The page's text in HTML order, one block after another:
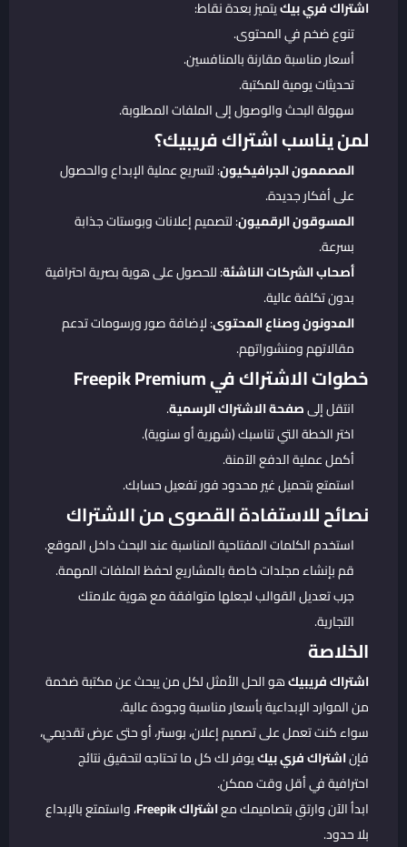
اشتراك فري بيكيتميز بعدة نقاط:
تنوع ضخم في المحتوى.
أسعار مناسبة مقارنة بالمنافسين.
تحديثات يومية للمكتبة.
سهولة البحث والوصول إلى الملفات المطلوبة.
لمن يناسب اشتراك فريبيك؟
المصممون الجرافيكيون: لتسريع عملية الإبداع والحصول
على أفكار جديدة.
المسوقون الرقميون: لتصميم إعلانات وبوستات جذابة
بسرعة.
أصحاب الشركات الناشئة: للحصول على هوية بصرية احترافية
بدون تكلفة عالية.
المدونون وصناع المحتوى: لإضافة صور ورسومات تدعم
مقالاتهم ومنشوراتهم.
خطوات الاشتراك في Freepik Premium
انتقل إلىصفحة الاشتراك الرسمية.
اختر الخطة التي تناسبك (شهرية أو سنوية).
أكمل عملية الدفع الآمنة.
استمتع بتحميل غير محدود فور تفعيل حسابك.
نصائح للاستفادة القصوى من الاشتراك
استخدم الكلمات المفتاحية المناسبة عند البحث داخل الموقع.
قم بإنشاء مجلدات خاصة بالمشاريع لحفظ الملفات المهمة.
جرب تعديل القوالب لجعلها متوافقة مع هوية علامتك
التجارية.
الخلاصة
اشتراك فريبيكهو الحل الأمثل لكل من يبحث عن مكتبة ضخمة
من الموارد الإبداعية بأسعار مناسبة وجودة عالية.
سواء كنت تعمل على تصميم إعلان، بوستر، أو حتى عرض تقديمي،
فإناشتراك فري بيكيوفر لك كل ما تحتاجه لتحقيق نتائج
احترافية في أقل وقت ممكن.
ابدأ الآن وارتقِ بتصاميمك معاشتراك Freepik
، واستمتع بالإبداع
بلا حدود.